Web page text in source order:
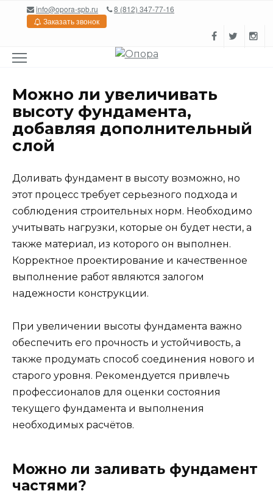
Перейтиinfo@opora-spb.ru
8 (812) 347-77-16
Заказать звонок
Можно ли увеличивать
высоту фундамента,
добавляя дополнительный
слой
Доливать фундамент в высоту возможно, но
этот процесс требует серьезного подхода и
соблюдения строительных норм. Необходимо
учитывать нагрузки, которые он будет нести, а
также материал, из которого он выполнен.
Корректное проектирование и качественное
выполнение работ являются залогом
надежности конструкции.
При увеличении высоты фундамента важно
обеспечить его прочность и устойчивость, а
также продумать способ соединения нового и
старого уровня. Рекомендуется привлечь
профессионалов для оценки состояния
текущего фундамента и выполнения
необходимых расчётов.
Можно ли заливать фундамент
частями?